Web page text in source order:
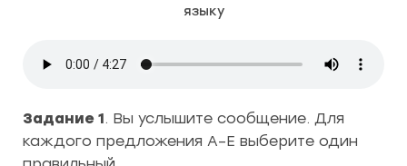
языку
Задание 1. Вы услышите сообщение. Для
каждого предложения А–Е выберите один